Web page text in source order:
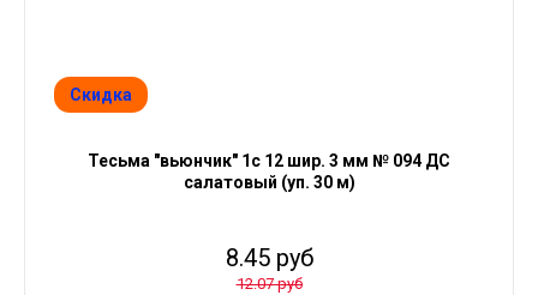
Скидка
Тесьма "вьюнчик" 1с 12 шир. 3 мм № 094 ДС
салатовый (уп. 30 м)
8.45 руб
12.07 руб